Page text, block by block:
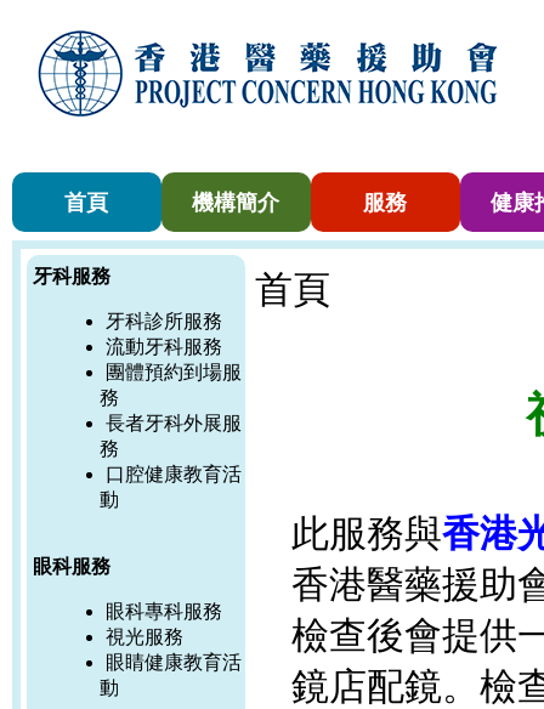
首頁 機構簡介 服務 健康
牙科服務
牙科診所服務
流動牙科服務
團體預約到場服
務
長者牙科外展服
務
口腔健康教育活
動
眼科服務
眼科專科服務
視光服務
眼睛健康教育活
動
首頁
此服務與香港
香港醫藥援助
檢查後會提供
鏡店配鏡。檢